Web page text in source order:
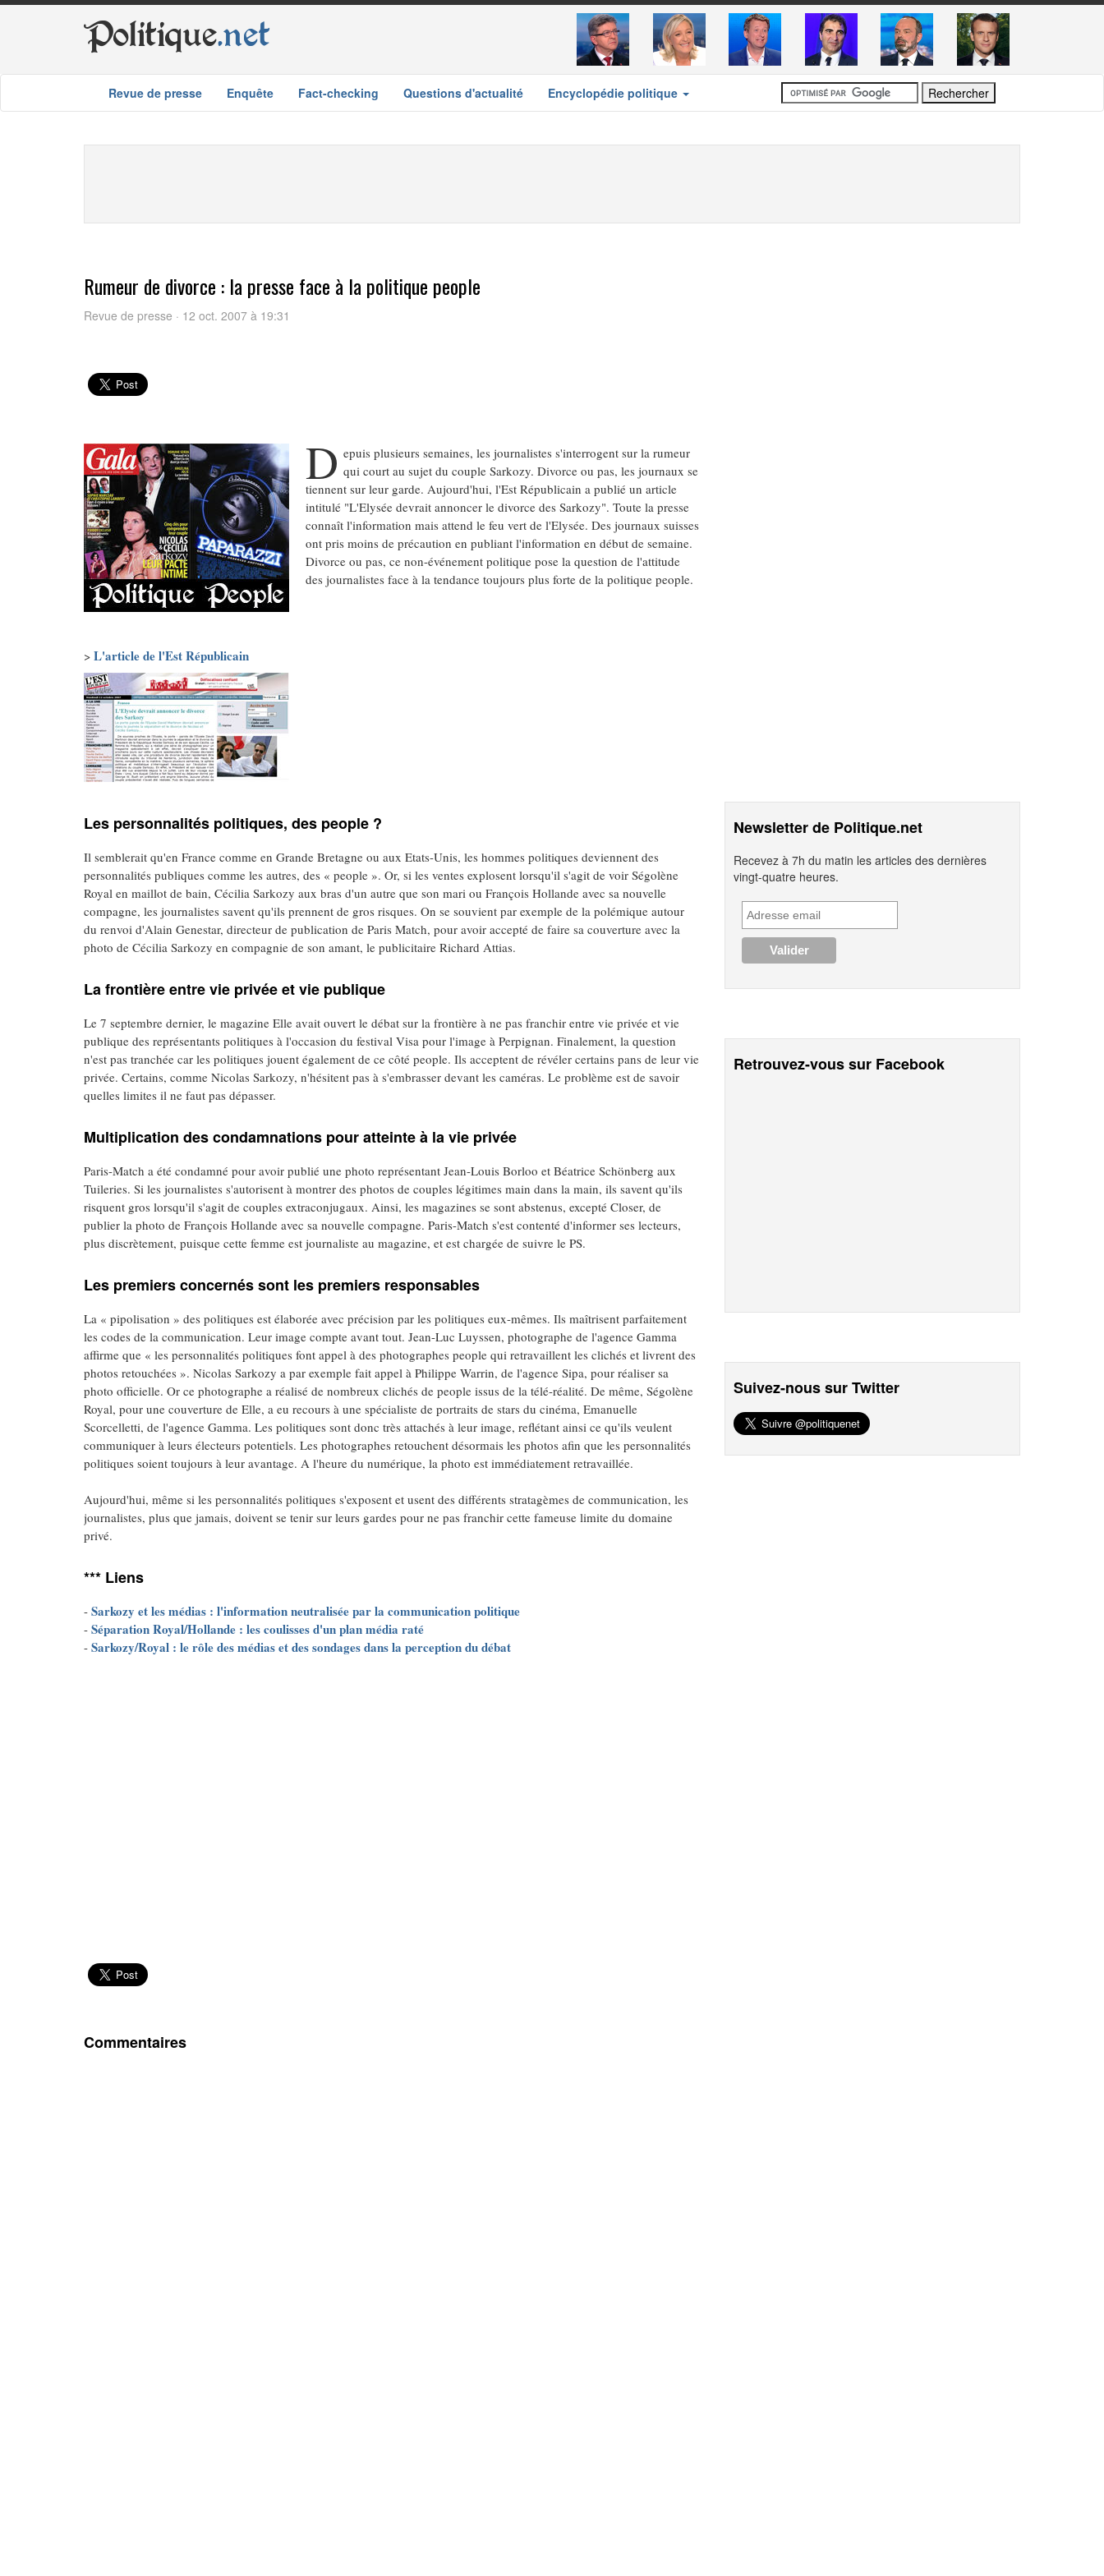
Politique.net
Revue de presse Enquête Fact-checking Questions d'actualité Encyclopédie politique
Rumeur de divorce : la presse face à la politique people
Revue de presse · 12 oct. 2007 à 19:31
D epuis plusieurs semaines, les journalistes s'interrogent sur la rumeur
qui court au sujet du couple Sarkozy. Divorce ou pas, les journaux se
tiennent sur leur garde. Aujourd'hui, l'Est Républicain a publié un article
intitulé "L'Elysée devrait annoncer le divorce des Sarkozy". Toute la presse
connaît l'information mais attend le feu vert de l'Elysée. Des journaux suisses
ont pris moins de précaution en publiant l'information en début de semaine.
Divorce ou pas, ce non-événement politique pose la question de l'attitude
des journalistes face à la tendance toujours plus forte de la politique people.
> L'article de l'Est Républicain
Les personnalités politiques, des people ?
Il semblerait qu'en France comme en Grande Bretagne ou aux Etats-Unis, les hommes politiques deviennent des
personnalités publiques comme les autres, des « people ». Or, si les ventes explosent lorsqu'il s'agit de voir Ségolène
Royal en maillot de bain, Cécilia Sarkozy aux bras d'un autre que son mari ou François Hollande avec sa nouvelle
compagne, les journalistes savent qu'ils prennent de gros risques. On se souvient par exemple de la polémique autour
du renvoi d'Alain Genestar, directeur de publication de Paris Match, pour avoir accepté de faire sa couverture avec la
photo de Cécilia Sarkozy en compagnie de son amant, le publicitaire Richard Attias.
La frontière entre vie privée et vie publique
Le 7 septembre dernier, le magazine Elle avait ouvert le débat sur la frontière à ne pas franchir entre vie privée et vie
publique des représentants politiques à l'occasion du festival Visa pour l'image à Perpignan. Finalement, la question
n'est pas tranchée car les politiques jouent également de ce côté people. Ils acceptent de révéler certains pans de leur vie
privée. Certains, comme Nicolas Sarkozy, n'hésitent pas à s'embrasser devant les caméras. Le problème est de savoir
quelles limites il ne faut pas dépasser.
Multiplication des condamnations pour atteinte à la vie privée
Paris-Match a été condamné pour avoir publié une photo représentant Jean-Louis Borloo et Béatrice Schönberg aux
Tuileries. Si les journalistes s'autorisent à montrer des photos de couples légitimes main dans la main, ils savent qu'ils
risquent gros lorsqu'il s'agit de couples extraconjugaux. Ainsi, les magazines se sont abstenus, excepté Closer, de
publier la photo de François Hollande avec sa nouvelle compagne. Paris-Match s'est contenté d'informer ses lecteurs,
plus discrètement, puisque cette femme est journaliste au magazine, et est chargée de suivre le PS.
Les premiers concernés sont les premiers responsables
La « pipolisation » des politiques est élaborée avec précision par les politiques eux-mêmes. Ils maîtrisent parfaitement
les codes de la communication. Leur image compte avant tout. Jean-Luc Luyssen, photographe de l'agence Gamma
affirme que « les personnalités politiques font appel à des photographes people qui retravaillent les clichés et livrent des
photos retouchées ». Nicolas Sarkozy a par exemple fait appel à Philippe Warrin, de l'agence Sipa, pour réaliser sa
photo officielle. Or ce photographe a réalisé de nombreux clichés de people issus de la télé-réalité. De même, Ségolène
Royal, pour une couverture de Elle, a eu recours à une spécialiste de portraits de stars du cinéma, Emanuelle
Scorcelletti, de l'agence Gamma. Les politiques sont donc très attachés à leur image, reflétant ainsi ce qu'ils veulent
communiquer à leurs électeurs potentiels. Les photographes retouchent désormais les photos afin que les personnalités
politiques soient toujours à leur avantage. A l'heure du numérique, la photo est immédiatement retravaillée.
Aujourd'hui, même si les personnalités politiques s'exposent et usent des différents stratagèmes de communication, les
journalistes, plus que jamais, doivent se tenir sur leurs gardes pour ne pas franchir cette fameuse limite du domaine
privé.
*** Liens
- Sarkozy et les médias : l'information neutralisée par la communication politique
- Séparation Royal/Hollande : les coulisses d'un plan média raté
- Sarkozy/Royal : le rôle des médias et des sondages dans la perception du débat
Commentaires
Newsletter de Politique.net
Recevez à 7h du matin les articles des dernières
vingt-quatre heures.
Retrouvez-vous sur Facebook
Suivez-nous sur Twitter